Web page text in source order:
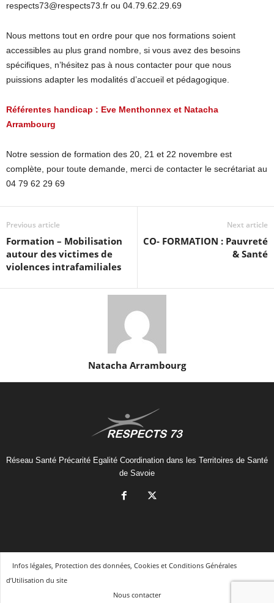
respects73@respects73.fr ou 04.79.62.29.69
Nous mettons tout en ordre pour que nos formations soient
accessibles au plus grand nombre, si vous avez des besoins
spécifiques, n’hésitez pas à nous contacter pour que nous
puissions adapter les modalités d’accueil et pédagogique.
Référentes handicap : Eve Menthonnex et Natacha
Arrambourg
Notre session de formation des 20, 21 et 22 novembre est
complète, pour toute demande, merci de contacter le secrétariat au
04 79 62 29 69
Previous article
Formation – Mobilisation
autour des victimes de
violences intrafamiliales
Next article
CO- FORMATION : Pauvreté
& Santé
Natacha Arrambourg
Réseau Santé Précarité Egalité Coordination dans les Territoires de Santé
de Savoie
Infos légales, Protection des données, Cookies et Conditions Générales
d’Utilisation du site
Nous contacter